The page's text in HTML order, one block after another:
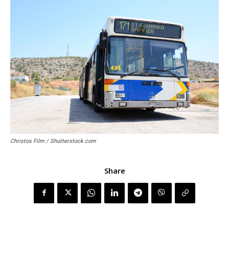
Christos Film / Shutterstock.com
Share